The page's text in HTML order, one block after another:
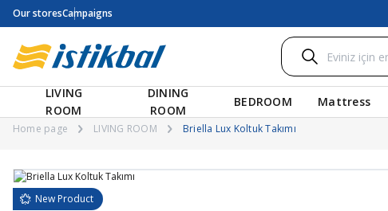
Our storesCampaigns
LIVING
ROOM
DINING
ROOM
BEDROOM Mattress
Home page LIVING ROOM Briella Lux Koltuk Takımı
New Product